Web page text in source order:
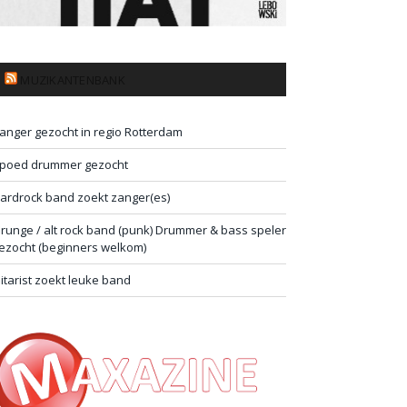
gezocht in regio Rotterdam
drummer gezocht
band zoekt zanger(es)
/ alt rock band (punk) Drummer & bass speler
(beginners welkom)
zoekt leuke band